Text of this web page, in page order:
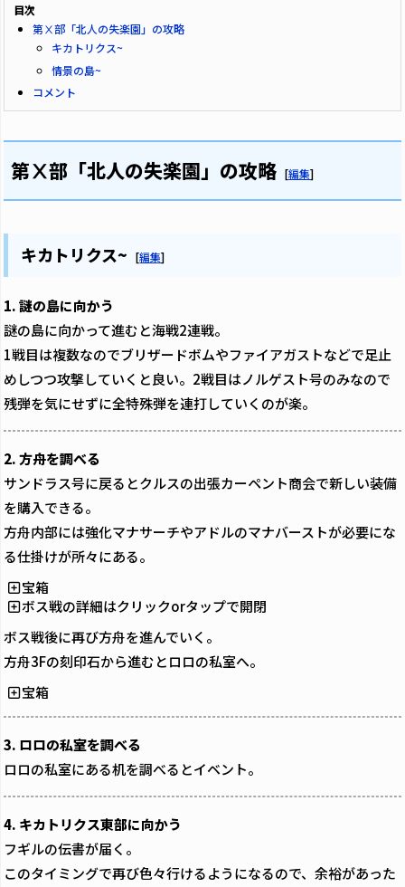
目次
第Ⅹ部「北人の失楽園」の攻略
キカトリクス~
情景の島~
コメント
第Ⅹ部「北人の失楽園」の攻略 [編集]
キカトリクス~ [編集]
1. 謎の島に向かう
謎の島に向かって進むと海戦2連戦。
1戦目は複数なのでブリザードボムやファイアガストなどで足止
めしつつ攻撃していくと良い。2戦目はノルゲスト号のみなので
残弾を気にせずに全特殊弾を連打していくのが楽。
2. 方舟を調べる
サンドラス号に戻るとクルスの出張カーペント商会で新しい装備
を購入できる。
方舟内部には強化マナサーチやアドルのマナバーストが必要にな
る仕掛けが所々にある。
宝箱
ボス戦の詳細はクリックorタップで開閉
ボス戦後に再び方舟を進んでいく。
方舟3Fの刻印石から進むとロロの私室へ。
宝箱
3. ロロの私室を調べる
ロロの私室にある机を調べるとイベント。
4. キカトリクス東部に向かう
フギルの伝書が届く。
このタイミングで再び色々行けるようになるので、余裕があった